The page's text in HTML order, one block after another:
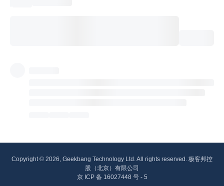
Copyright © 2026, Geekbang Technology Ltd. All rights reserved. 极客邦控
股（北京）有限公司
京 ICP 备 16027448 号 - 5